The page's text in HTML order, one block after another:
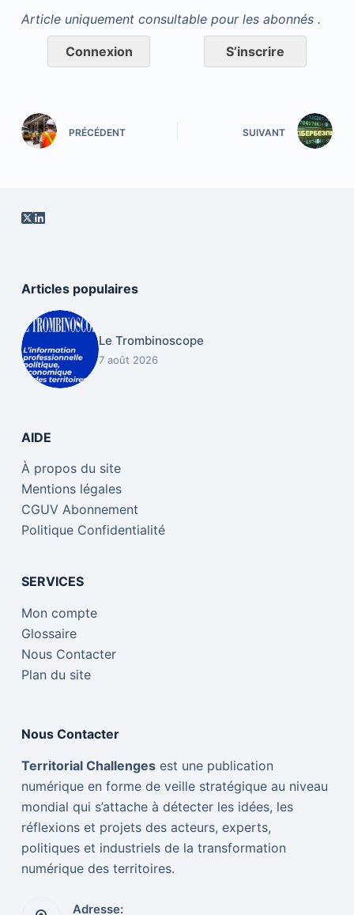
Article uniquement consultable pour les abonnés .
Connexion S’inscrire
PRÉCÉDENT SUIVANT
Articles populaires
Le Trombinoscope
7 août 2026
AIDE
À propos du site
Mentions légales
CGUV Abonnement
Politique Confidentialité
SERVICES
Mon compte
Glossaire
Nous Contacter
Plan du site
Nous Contacter
Territorial Challengesest une publication
numérique en forme de veille stratégique au niveau
mondial qui s’attache à détecter les idées, les
réflexions et projets des acteurs, experts,
politiques et industriels de la transformation
numérique des territoires.
Adresse: